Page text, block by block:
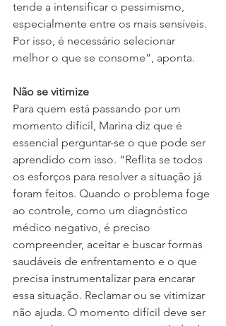
tende a intensificar o pessimismo,
especialmente entre os mais sensíveis.
Por isso, é necessário selecionar
melhor o que se consome”, aponta.
Não se vitimize
Para quem está passando por um
momento difícil, Marina diz que é
essencial perguntar-se o que pode ser
aprendido com isso. “Reflita se todos
os esforços para resolver a situação já
foram feitos. Quando o problema foge
ao controle, como um diagnóstico
médico negativo, é preciso
compreender, aceitar e buscar formas
saudáveis de enfrentamento e o que
precisa instrumentalizar para encarar
essa situação. Reclamar ou se vitimizar
não ajuda. O momento difícil deve ser